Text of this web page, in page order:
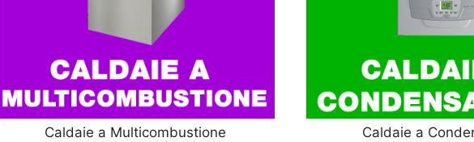
Caldaie a Multicombustione Caldaie a